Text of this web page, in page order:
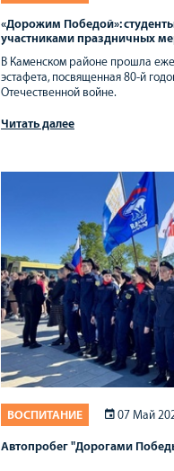
«Дорожим Победой»:
участниками праздничных
В Каменском районе прошла
эстафета, посвященная 80-й
Отечественной войне.
Читать далее
ВОСПИТАНИЕ 07 Май
Автопробег "Дорогами